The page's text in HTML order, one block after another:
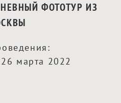
ФОТОТУР ИЗ
марта 2022